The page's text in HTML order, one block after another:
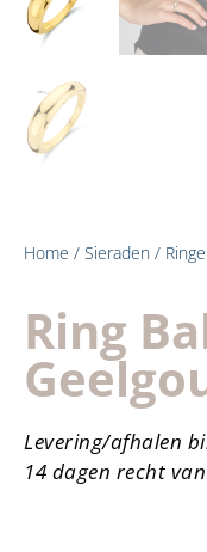
Home / Sieraden /
Ring
Levering/afhalen
14 dagen recht